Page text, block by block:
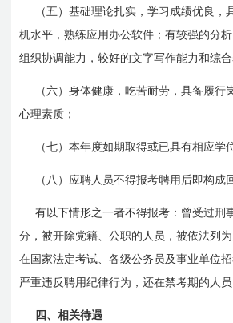
（五）基础理论扎实，学习成绩优良，
机水平，熟练应用办公软件；有较强的分
组织协调能力，较好的文字写作能力和综合
（六）身体健康，吃苦耐劳，具备履行
心理素质；
（七）本年度如期取得或已具有相应学
（八）应聘人员不得报考聘用后即构成
有以下情形之一者不得报考：曾受过刑
分，被开除党籍、公职的人员，被依法列
在国家法定考试、各级公务员及事业单位
严重违反聘用纪律行为，还在禁考期的人员
四、相关待遇